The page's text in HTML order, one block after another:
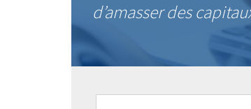
d’amasser des